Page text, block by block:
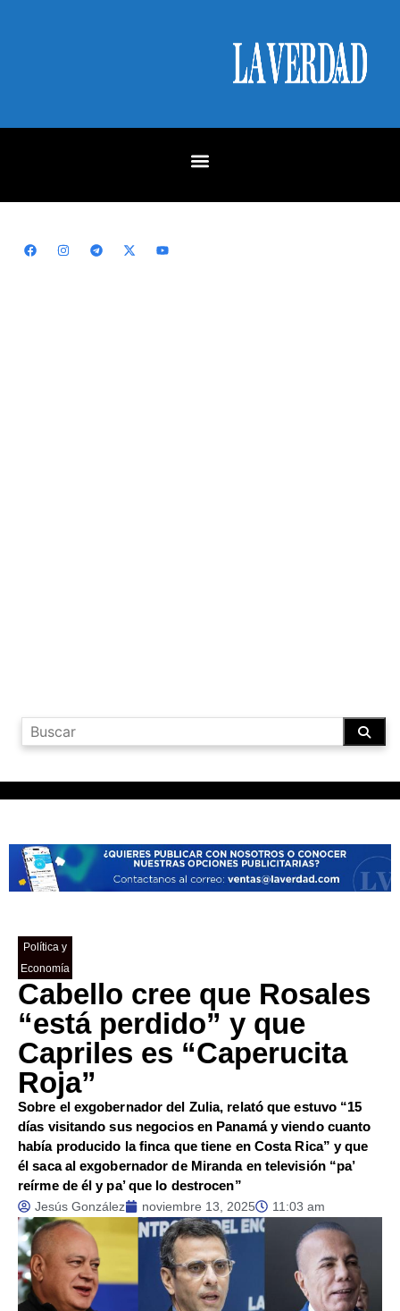
Política y
Economía
Cabello cree que Rosales
“está perdido” y que
Capriles es “Caperucita
Roja”
Sobre el exgobernador del Zulia, relató que estuvo “15
días visitando sus negocios en Panamá y viendo cuanto
había producido la finca que tiene en Costa Rica” y que
él saca al exgobernador de Miranda en televisión “pa’
reírme de él y pa’ que lo destrocen”
Jesús González noviembre 13, 2025 11:03 am